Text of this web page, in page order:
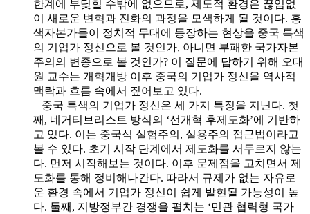
한계에 부딪힐 수밖에 없으므로, 제도적 환경은 끊임없
이 새로운 변혁과 진화의 과정을 모색하게 될 것이다. 홍
색자본가들이 정치적 무대에 등장하는 현상을 중국 특색
의 기업가 정신으로 볼 것인가, 아니면 부패한 국가자본
주의의 변종으로 볼 것인가? 이 질문에 답하기 위해 오대
원 교수는 개혁개방 이후 중국의 기업가 정신을 역사적
맥락과 흐름 속에서 짚어보고 있다.
중국 특색의 기업가 정신은 세 가지 특징을 지닌다. 첫
째, 네거티브리스트 방식의 ‘선개혁 후제도화’에 기반하
고 있다. 이는 중국식 실험주의, 실용주의 접근법이라고
볼 수 있다. 초기 시작 단계에서 제도화를 서두르지 않는
다. 먼저 시작해보는 것이다. 이후 문제점을 고치면서 제
도화를 통해 정비해나간다. 따라서 규제가 없는 자유로
운 환경 속에서 기업가 정신이 쉽게 발현될 가능성이 높
다. 둘째, 지방정부간 경쟁을 펼치는 ‘민관 협력형 국가